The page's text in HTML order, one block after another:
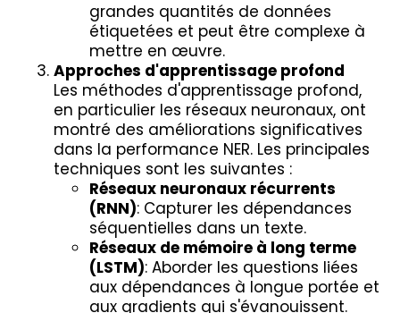
grandes quantités de données
étiquetées et peut être complexe à
mettre en œuvre.
Approches d'apprentissage profond
Les méthodes d'apprentissage profond,
en particulier les réseaux neuronaux, ont
montré des améliorations significatives
dans la performance NER. Les principales
techniques sont les suivantes :
Réseaux neuronaux récurrents
(RNN): Capturer les dépendances
séquentielles dans un texte.
Réseaux de mémoire à long terme
(LSTM): Aborder les questions liées
aux dépendances à longue portée et
aux gradients qui s'évanouissent.